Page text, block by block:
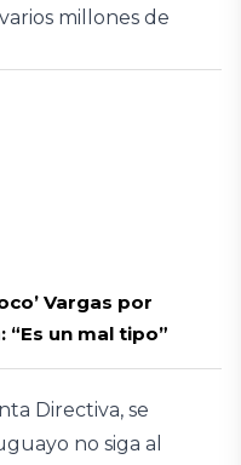
millones de
Vargas por
“Es un mal tipo”
Directiva, se
no siga al